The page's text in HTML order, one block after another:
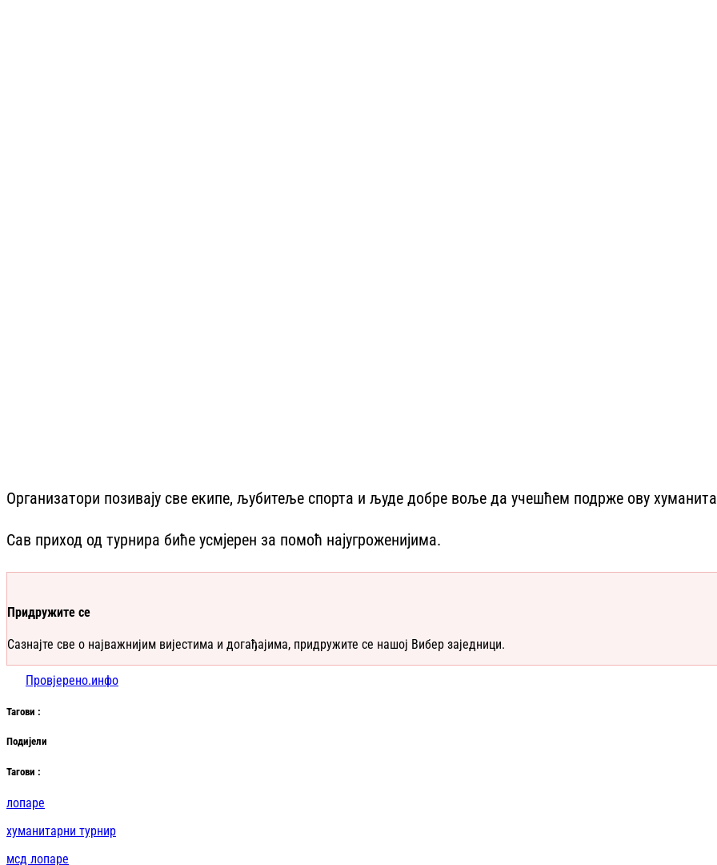
Организатори позивају све екипе, љубитеље спорта и људе добре воље да учешћем подрже ову
Сав приход од турнира биће усмјерен за помоћ најугроженијима.
Придружите се
Сазнајте све о најважнијим вијестима и догађајима, придружите се нашој Вибер заједници.
Провјерено.инфо
Тагови :
Подијели
Тагови :
лопаре
хуманитарни турнир
мсд лопаре